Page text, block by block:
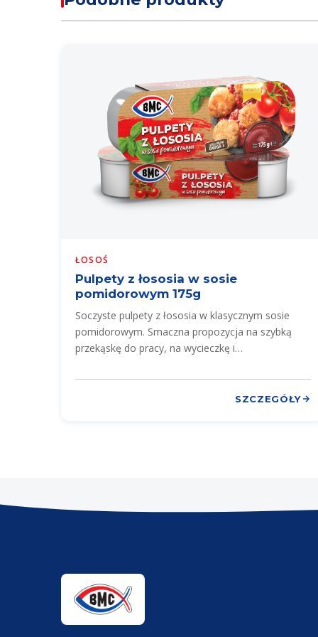
ŁOSOŚ
Pulpety z łososia w sosie
pomidorowym 175g
Soczyste pulpety z łososia w klasycznym sosie
pomidorowym. Smaczna propozycja na szybką
przekąskę do pracy, na wycieczkę i…
SZCZEGÓŁY